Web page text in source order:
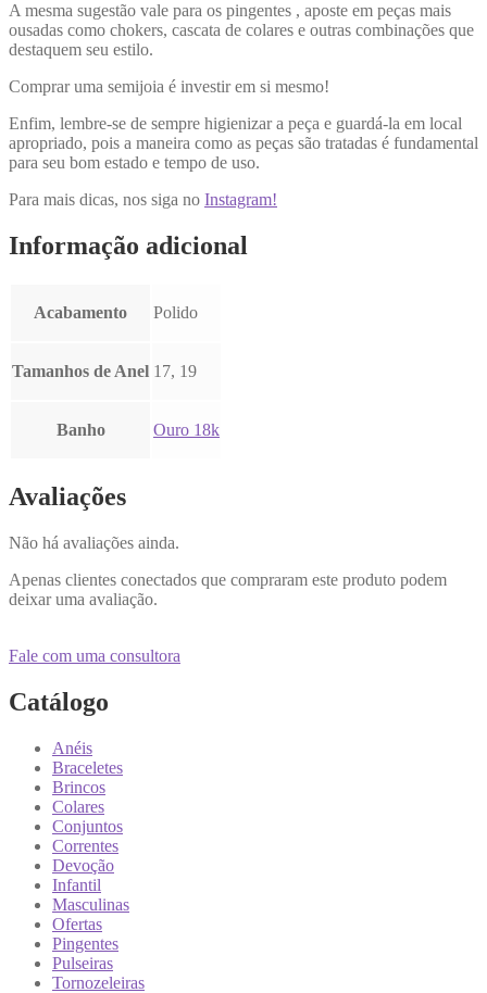
A mesma sugestão vale para os pingentes , aposte em peças mais
ousadas como chokers, cascata de colares e outras combinações que
destaquem seu estilo.
Comprar uma semijoia é investir em si mesmo!
Enfim, lembre-se de sempre higienizar a peça e guardá-la em local
apropriado, pois a maneira como as peças são tratadas é fundamental
para seu bom estado e tempo de uso.
Para mais dicas, nos siga no Instagram!
Informação adicional
Acabamento Polido
Tamanhos de Anel 17, 19
Banho Ouro 18k
Avaliações
Não há avaliações ainda.
Apenas clientes conectados que compraram este produto podem
deixar uma avaliação.
Fale com uma consultora
Catálogo
Anéis
Braceletes
Brincos
Colares
Conjuntos
Correntes
Devoção
Infantil
Masculinas
Ofertas
Pingentes
Pulseiras
Tornozeleiras